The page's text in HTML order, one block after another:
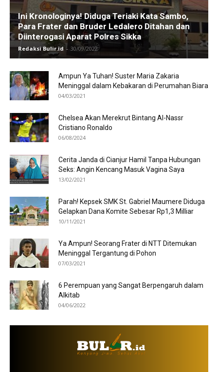
Ini Kronologinya! Diduga Teriaki Kata Sambo,
Para Frater dan Bruder Ledalero Ditahan dan
Diinterogasi Aparat Polres Sikka
Redaksi Bulir.id - 30/09/2022
Ampun Ya Tuhan! Suster Maria Zakaria
Meninggal dalam Kebakaran di Perumahan Biara
04/03/2021
Chelsea Akan Merekrut Bintang Al-Nassr
Cristiano Ronaldo
06/08/2024
Cerita Janda di Cianjur Hamil Tanpa Hubungan
Seks: Angin Kencang Masuk Vagina Saya
13/02/2021
Parah! Kepsek SMK St. Gabriel Maumere Diduga
Gelapkan Dana Komite Sebesar Rp1,3 Milliar
10/11/2021
Ya Ampun! Seorang Frater di NTT Ditemukan
Meninggal Tergantung di Pohon
07/03/2021
6 Perempuan yang Sangat Berpengaruh dalam
Alkitab
04/06/2022